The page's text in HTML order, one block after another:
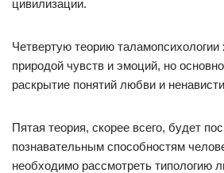
цивилизации.
Четвертую теорию таламопсихологии
природой чувств и эмоций, но
раскрытие понятий любви и
Пятая теория, скорее всего, будет
познавательным способностям
необходимо рассмотреть типологию